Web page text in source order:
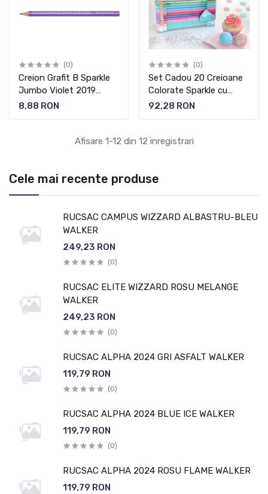
Cele mai recente produse
RUCSAC CAMPUS WIZZARD ALBASTRU-BLEU
WALKER
249,23 RON
(0)
RUCSAC ELITE WIZZARD ROSU MELANGE
WALKER
249,23 RON
(0)
RUCSAC ALPHA 2024 GRI ASFALT WALKER
119,79 RON
(0)
RUCSAC ALPHA 2024 BLUE ICE WALKER
119,79 RON
(0)
RUCSAC ALPHA 2024 ROSU FLAME WALKER
119,79 RON
(0)
Creion Grafit B Sparkle
Jumbo Violet 2019
Faber-Castell
8,88 RON
(0)
Set Cadou 20 Creioane
Colorate Sparkle cu
Ascutitoare Sleeve
92,28 RON
Afisare 1-12 din 12 inregistrari